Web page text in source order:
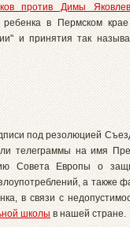
против Димы
в Пермском
и принятия так
под резолюцией
телеграммы на имя
Совета Европы о
а также
в связи с
школыв нашей стране.